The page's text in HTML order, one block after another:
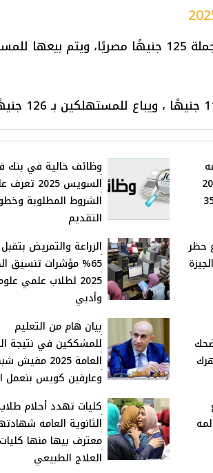
ويبلغ سعر كرتونة البيض الأحمر بالجملة 125 جنيهًا مصريًا، ويتم
2025
عيار 21 نحو 35
وظائف خالية في بنك
السويس 2025
الشروط المطلوبة
التقديم
حظر
الزراعة والتمريض
65% مؤشرات تنسيق
2025 لطلاب علمي
وأدبي
بيان هام من التعليم
للمشككين في نتيجة
العامة 2025
وعارفين كويس بنعمل
كليات تهدد أحلام
الثانوية العامه
معترف بيها منها كليات
العلاج الطبيعي